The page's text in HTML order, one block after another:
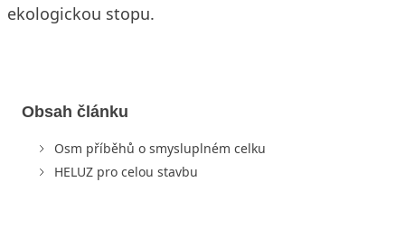
ekologickou stopu.
Obsah článku
Osm příběhů o smysluplném celku
HELUZ pro celou stavbu